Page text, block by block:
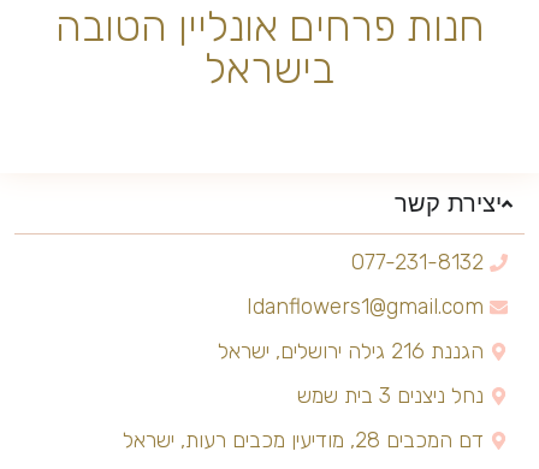
חנות פרחים אונליין הטובה
בישראל
יצירת קשר
077-231-8132
Idanflowers1@gmail.com
הגננת 216 גילה ירושלים, ישראל
נחל ניצנים 3 בית שמש
דם המכבים 28, מודיעין מכבים רעות, ישראל